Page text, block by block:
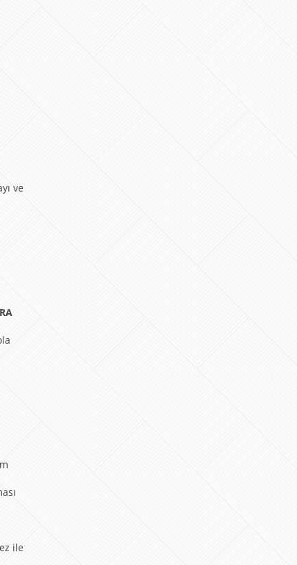
ve
ile